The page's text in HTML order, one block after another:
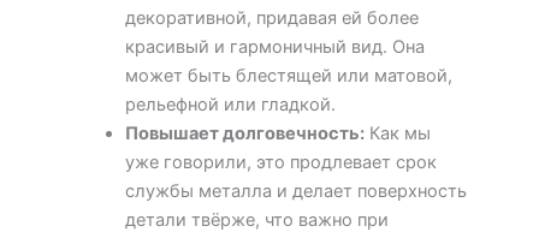
декоративной, придавая ей более
красивый и гармоничный вид. Она
может быть блестящей или матовой,
рельефной или гладкой.
Повышает долговечность:Как мы
уже говорили, это продлевает срок
службы металла и делает поверхность
детали твёрже, что важно при